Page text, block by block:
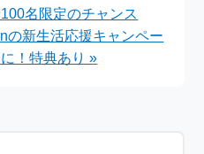
名限定のチャンス
の新生活応援キャンペー
！特典あり »